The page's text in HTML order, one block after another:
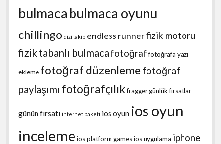
bulmaca bulmaca oyunu
chillingo dizi takip endless runnerfizik motoru
fizik tabanlı bulmaca fotoğraf fotoğrafa yazı
ekleme fotoğraf düzenleme fotoğraf
paylaşımı fotoğrafçılıkfraggergünlük fırsatlar
günün fırsatı internet paketi ios oyun ios oyun
inceleme ios platform gamesios uygulama iphone